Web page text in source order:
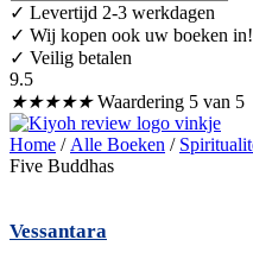
✓ Levertijd 2-3 werkdagen
✓ Wij kopen ook uw boeken in!
✓ Veilig betalen
9.5
★★★★★ Waardering 5 van 5
Home / Alle Boeken /
Five Buddhas
Vessantara